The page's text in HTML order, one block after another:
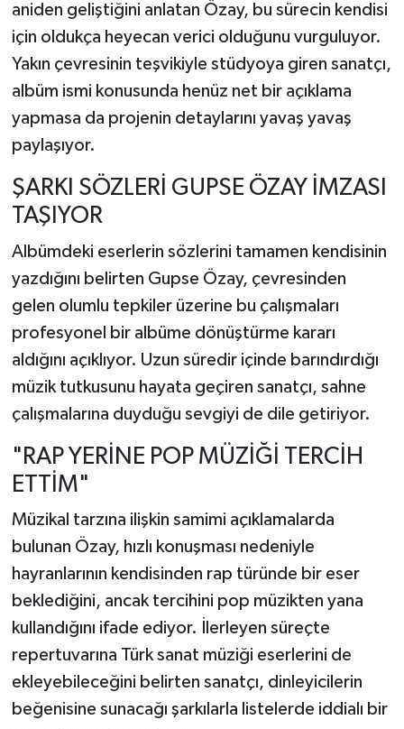
aniden geliştiğini anlatan Özay, bu sürecin kendisi
için oldukça heyecan verici olduğunu vurguluyor.
Yakın çevresinin teşvikiyle stüdyoya giren sanatçı,
albüm ismi konusunda henüz net bir açıklama
yapmasa da projenin detaylarını yavaş yavaş
paylaşıyor.
ŞARKI SÖZLERİ GUPSE ÖZAY İMZASI
TAŞIYOR
Albümdeki eserlerin sözlerini tamamen kendisinin
yazdığını belirten Gupse Özay, çevresinden
gelen olumlu tepkiler üzerine bu çalışmaları
profesyonel bir albüme dönüştürme kararı
aldığını açıklıyor. Uzun süredir içinde barındırdığı
müzik tutkusunu hayata geçiren sanatçı, sahne
çalışmalarına duyduğu sevgiyi de dile getiriyor.
"RAP YERİNE POP MÜZİĞİ TERCİH
ETTİM"
Müzikal tarzına ilişkin samimi açıklamalarda
bulunan Özay, hızlı konuşması nedeniyle
hayranlarının kendisinden rap türünde bir eser
beklediğini, ancak tercihini pop müzikten yana
kullandığını ifade ediyor. İlerleyen süreçte
repertuvarına Türk sanat müziği eserlerini de
ekleyebileceğini belirten sanatçı, dinleyicilerin
beğenisine sunacağı şarkılarla listelerde iddialı bir